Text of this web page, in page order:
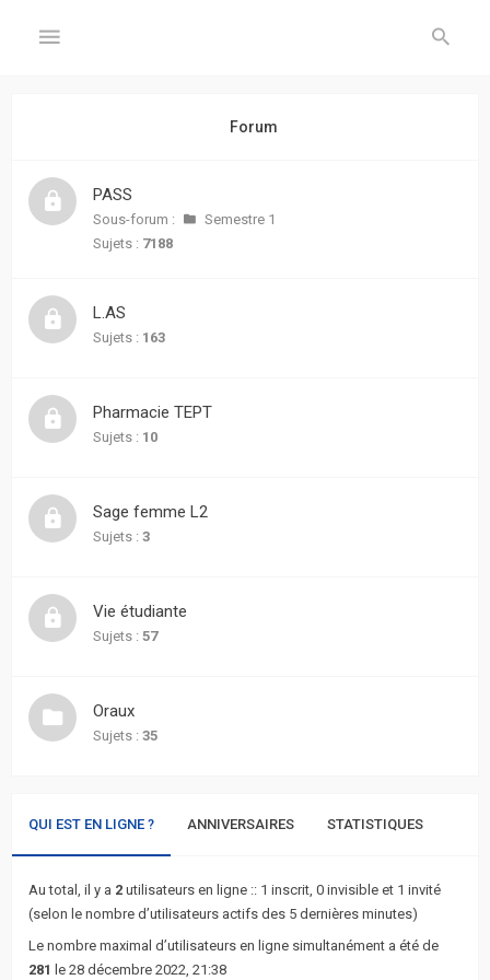
Inscription
FORUM
sans
réponse
actifs
Recherche
avancée
L’équipe
Forum
PASS
Sous-forum :
Semestre 1
Sujets : 7188
L.AS
Sujets : 163
Pharmacie TEPT
Sujets : 10
Sage femme L2
Sujets : 3
Vie étudiante
Sujets : 57
Oraux
Sujets : 35
QUI EST EN LIGNE ? ANNIVERSAIRES STATISTIQUES
Au total, il y a 2 utilisateurs en ligne :: 1 inscrit, 0 invisible et 1 invité
(selon le nombre d’utilisateurs actifs des 5 dernières minutes)
Le nombre maximal d’utilisateurs en ligne simultanément a été de
281 le 28 décembre 2022, 21:38